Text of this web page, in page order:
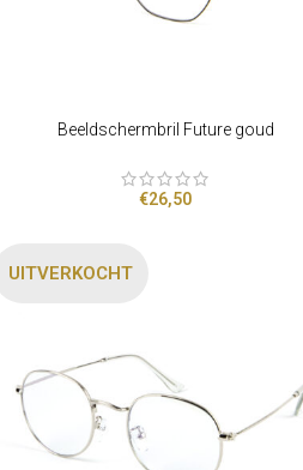
OPTIES SELECTEREN
Beeldschermbril Future goud
€26,50
UITVERKOCHT